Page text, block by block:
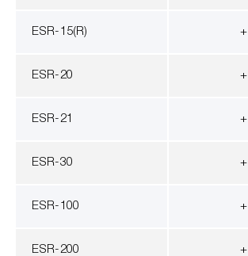
ESR-15(R) +
ESR-20 +
ESR-21 +
ESR-30 +
ESR-100 +
ESR-200 +